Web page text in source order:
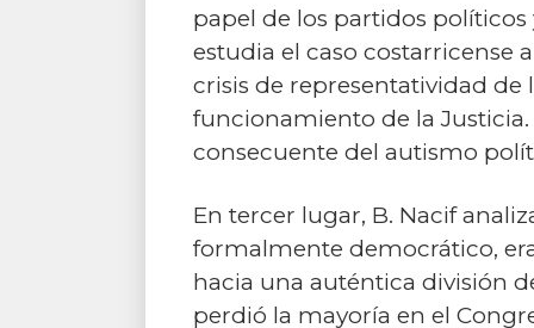
papel de los partidos
estudia el caso costarricense
crisis de representatividad de
funcionamiento de la
consecuente del autismo
En tercer lugar, B. Nacif
formalmente democrático,
hacia una auténtica división
perdió la mayoría en el